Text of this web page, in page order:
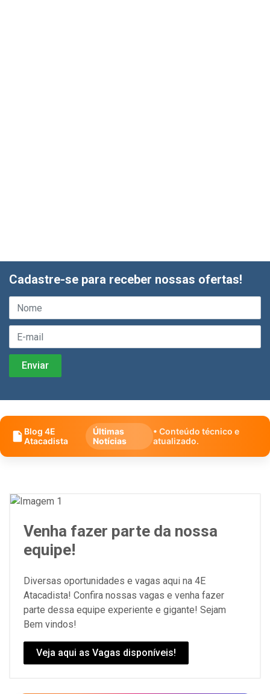
Cadastre-se para receber nossas ofertas!
Blog 4E
Atacadista
Últimas
Notícias
• Conteúdo técnico e
atualizado.
Venha fazer parte da nossa
equipe!
Diversas oportunidades e vagas aqui na 4E
Atacadista! Confira nossas vagas e venha fazer
parte dessa equipe experiente e gigante! Sejam
Bem vindos!
Veja aqui as Vagas disponíveis!